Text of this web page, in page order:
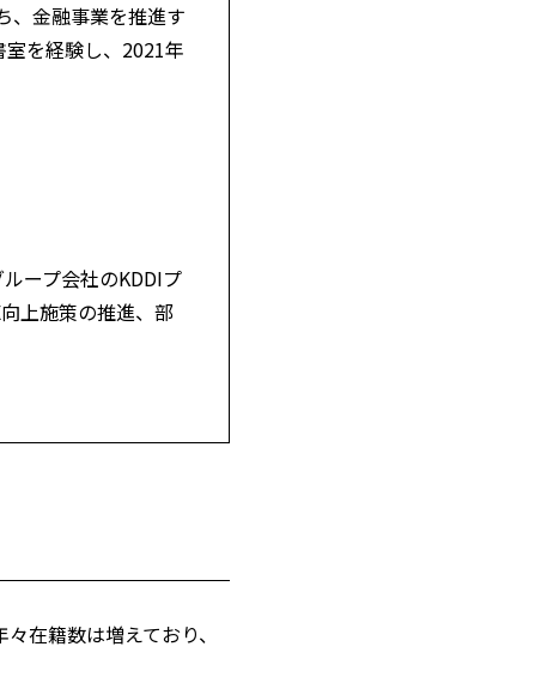
、金融事業を推進す
を経験し、2021年
ープ会社のKDDIプ
上施策の推進、部
在籍数は増えており、